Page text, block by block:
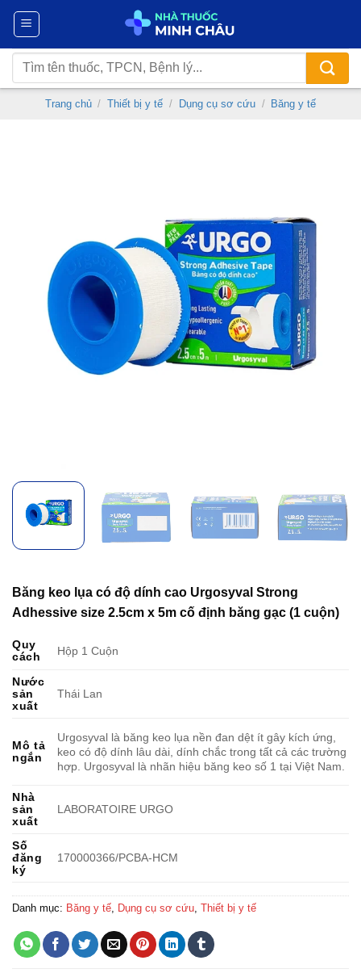
Chuyển
nội
dung
Tìm
kiếm:
Trang chủ / Thiết bị y tế / Dụng cụ sơ cứu / Băng y tế
Băng keo lụa có độ dính cao Urgosyval Strong
Adhessive size 2.5cm x 5m cố định băng gạc (1 cuộn)
Quy
cách
Hộp 1 Cuộn
Nước
sản
xuất
Thái Lan
Mô tả
ngắn
Urgosyval là băng keo lụa nền đan dệt ít gây kích ứng,
keo có độ dính lâu dài, dính chắc trong tất cả các trường
hợp. Urgosyval là nhãn hiệu băng keo số 1 tại Việt Nam.
Nhà
sản
xuất
LABORATOIRE URGO
Số
đăng
ký
170000366/PCBA-HCM
Danh mục: Băng y tế Dụng cụ sơ cứu Thiết bị y tế